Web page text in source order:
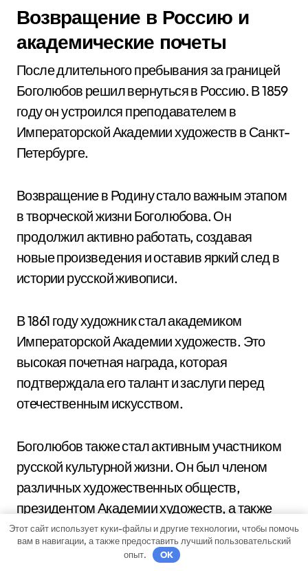
Возвращение в Россию и
академические почеты
После длительного пребывания за границей
Боголюбов решил вернуться в Россию. В 1859
году он устроился преподавателем в
Императорской Академии художеств в Санкт-
Петербурге.
Возвращение в Родину стало важным этапом
в творческой жизни Боголюбова. Он
продолжил активно работать, создавая
новые произведения и оставив яркий след в
истории русской живописи.
В 1861 году художник стал академиком
Императорской Академии художеств. Это
высокая почетная награда, которая
подтверждала его талант и заслуги перед
отечественным искусством.
Боголюбов также стал активным участником
русской культурной жизни. Он был членом
различных художественных обществ,
президентом Академии художеств, а также
занимал высокие должности в Совете
Государственного Эрмитажа.
Этот сайт использует куки-файлы и другие технологии, чтобы помочь
вам в навигации, а также предоставить лучший пользовательский
опыт.
OK